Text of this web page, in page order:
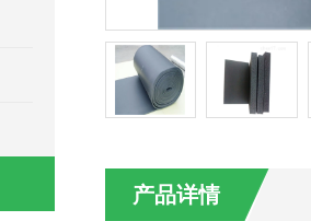
产品详情